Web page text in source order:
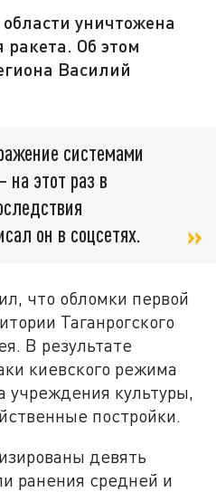
уничтожена
Об этом
Василий
системами
на этот раз в
он в соцсетях.
что обломки первой
Таганрогского
В результате
киевского режима
учреждения культуры,
постройки.
девять
ранения средней и